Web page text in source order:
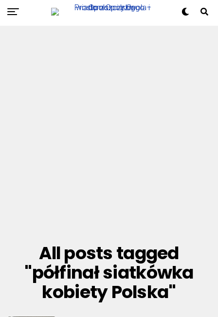
All posts tagged
"półfinał siatkówka
kobiety Polska"